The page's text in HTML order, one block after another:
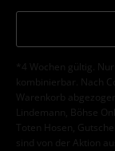
*4 Wochen gültig.
kombinierbar. Nach
Warenkorb
Lindemann, Böhse
Toten Hosen,
sind von der Aktion